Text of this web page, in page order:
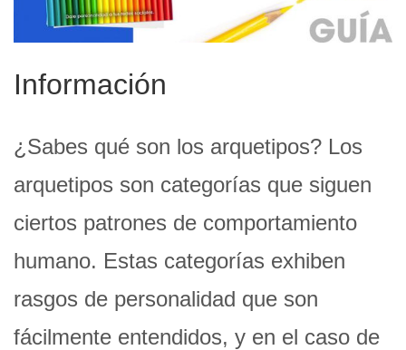
Información
¿Sabes qué son los arquetipos? Los
arquetipos son categorías que siguen
ciertos patrones de comportamiento
humano. Estas categorías exhiben
rasgos de personalidad que son
fácilmente entendidos, y en el caso de